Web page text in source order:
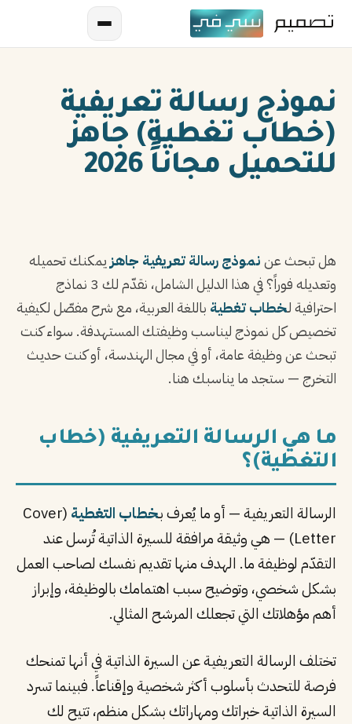
FR
IN
TR
نموذج رسالة تعريفية
(خطاب تغطية) جاهز
للتحميل مجاناً 2026
هل تبحث عننموذج رسالة تعريفية جاهز يمكنك تحميله
وتعديله فوراً؟ في هذا الدليل الشامل، نقدّم لك 3 نماذج
احترافية لـخطاب تغطية باللغة العربية، مع شرح مفصّل لكيفية
تخصيص كل نموذج ليناسب وظيفتك المستهدفة. سواء كنت
تبحث عن وظيفة عامة، أو في مجال الهندسة، أو كنت حديث
التخرج — ستجد ما يناسبك هنا.
ما هي الرسالة التعريفية (خطاب
التغطية)؟
الرسالة التعريفية — أو ما يُعرف بـخطاب التغطية (Cover
Letter) — هي وثيقة مرافقة للسيرة الذاتية تُرسل عند
التقدّم لوظيفة ما. الهدف منها تقديم نفسك لصاحب العمل
بشكل شخصي، وتوضيح سبب اهتمامك بالوظيفة، وإبراز
أهم مؤهلاتك التي تجعلك المرشح المثالي.
تختلف الرسالة التعريفية عن السيرة الذاتية في أنها تمنحك
فرصة للتحدث بأسلوب أكثر شخصية وإقناعاً. فبينما تسرد
السيرة الذاتية خبراتك ومهاراتك بشكل منظم، تتيح لك